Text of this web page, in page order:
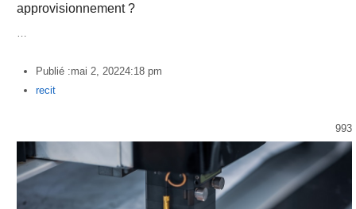
approvisionnement ?
Publié :mai 2, 20224:18 pm
Author
recit
993